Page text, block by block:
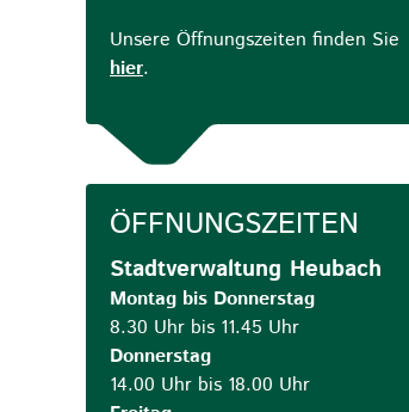
Unsere Öffnungszeiten finden Sie
hier.
ÖFFNUNGSZEITEN
Stadtverwaltung Heubach
Montag bis Donnerstag
8.30 Uhr bis 11.45 Uhr
Donnerstag
14.00 Uhr bis 18.00 Uhr